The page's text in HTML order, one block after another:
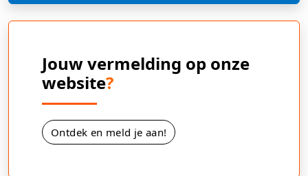
Jouw vermelding op onze
website?
Ontdek en meld je aan!